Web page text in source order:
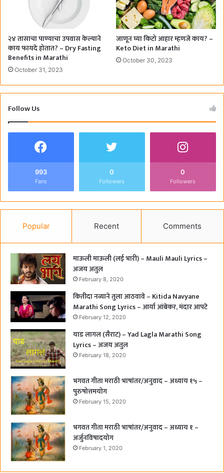
२४ तासाचा पाण्याचा उपवास केल्याने
काय फायदे होतात? – Dry Fasting
Benefits in Marathi
October 31, 2023
जाणून घ्या किटो आहार म्हणजे काय? –
Keto Diet in Marathi
October 30, 2023
Follow Us
993
Fans
0
Followers
0
Followers
Popular Recent Comments
माऊली माऊली (लई भारी) – Mauli Mauli Lyrics –
अजय अतुल
February 8, 2020
कितीदा नव्याने तुला आठवावे – Kitida Navyane
Marathi Song Lyrics – आर्या आंबेकर, मंदार आपटे
February 12, 2020
याड लागल (सैराट) – Yad Lagla Marathi Song
Lyrics – अजय अतुल
February 18, 2020
भगवत गीता मराठी भाषांतर/अनुवाद – अध्याय १५ –
पुरुषोत्तमयोग
February 15, 2020
भगवत गीता मराठी भाषांतर/अनुवाद – अध्याय १ –
अर्जुनविषादयोग
February 1, 2020